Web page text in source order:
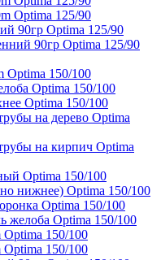
Optima 125/90
90гр Optima 125/90
90гр Optima 125/90
Optima 150/100
Optima 150/100
Optima 150/100
на дерево Optima
на кирпич Optima
Optima 150/100
нижнее) Optima 150/100
Optima 150/100
желоба Optima 150/100
150/100
150/100